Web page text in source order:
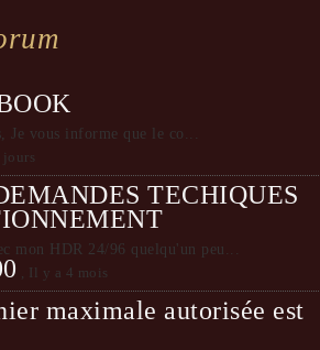
Je vous informe que le co...
TECHIQUES
mon HDR 24/96 quelqu'un peu...
Il y a 4 mois
maximale autorisée est